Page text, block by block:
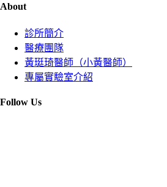
About
診所簡介
醫療團隊
黃珽琦醫師（小黃醫師）
專屬實驗室介紹
Follow Us